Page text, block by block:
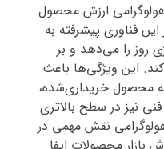
ارزش محصول
فناوری پیشرفته به
روز را می‌دهد و بر
این ویژگی‌ها باعث
محصول خریداری‌شده،
فنی نیز در سطح بالاتری
هولوگرامی نقش مهمی در